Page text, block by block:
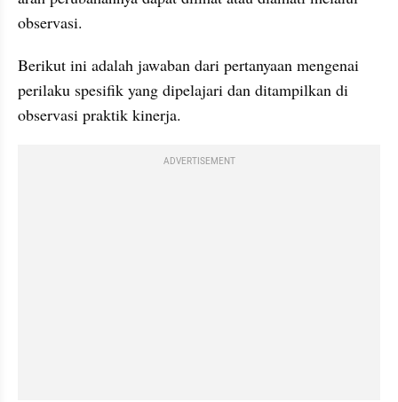
observasi.
Berikut ini adalah jawaban dari pertanyaan mengenai
perilaku spesifik yang dipelajari dan ditampilkan di
observasi praktik kinerja.
ADVERTISEMENT